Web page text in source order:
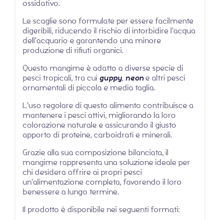
ossidativo.
Le scaglie sono formulate per essere facilmente
digeribili, riducendo il rischio di intorbidire l’acqua
dell’acquario e garantendo una minore
produzione di rifiuti organici.
Questo mangime è adatto a diverse specie di
pesci tropicali, tra cui guppy, neone altri pesci
ornamentali di piccola e media taglia.
L’uso regolare di questo alimento contribuisce a
mantenere i pesci attivi, migliorando la loro
colorazione naturale e assicurando il giusto
apporto di proteine, carboidrati e minerali.
Grazie alla sua composizione bilanciata, il
mangime rappresenta una soluzione ideale per
chi desidera offrire ai propri pesci
un’alimentazione completa, favorendo il loro
benessere a lungo termine.
Il prodotto è disponibile nei seguenti formati: